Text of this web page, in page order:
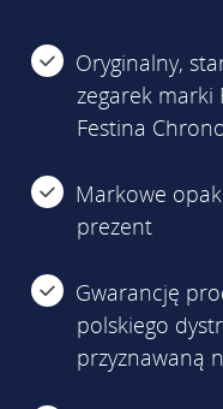
Oryginalny,
zegarek marki
Festina
Markowe
prezent
Gwarancję
polskiego
przyznawaną